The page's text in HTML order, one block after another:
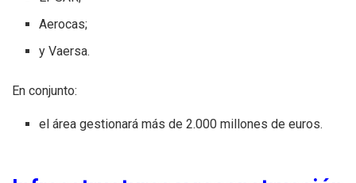
Aerocas;
y Vaersa.
En conjunto:
el área gestionará más de 2.000 millones de euros.